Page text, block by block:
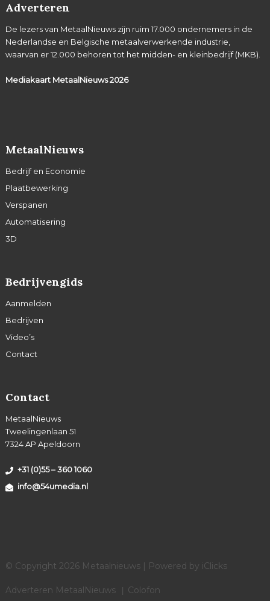
Adverteren
De lezers van MetaalNieuws zijn ruim 17.000 ondernemers in de
Nederlandse en Belgische metaalverwerkende industrie,
waarvan er 12.000 behoren tot het midden- en kleinbedrijf (MKB).
Mediakaart MetaalNieuws2026
MetaalNieuws
Bedrijf en Economie
Plaatbewerking
Verspanen
Automatisering
3D
Bedrijvengids
Aanmelden
Bedrijven
Video’s
Contact
Contact
MetaalNieuws
Tweelingenlaan 51
7324 AP Apeldoorn
+31 (0)55 – 360 1060
info@54umedia.nl
© Copyright 2026 Metaalnieuws | Powered by iClicks
Adverteren MetaalNieuws Colofon